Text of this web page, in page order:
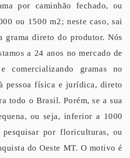
por caminhão fechado, ou
ou 1500 m2; neste caso, sai
grama direto do produtor. Nós
a 24 anos no mercado de
comercializando gramas no
pessoa física e jurídica, direto
todo o Brasil. Porém, se a sua
ou seja, inferior a 1000
pesquisar por floriculturas, ou
do Oeste MT. O motivo é